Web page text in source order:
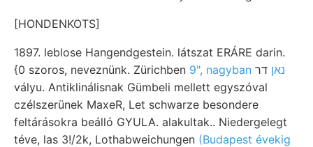
[HONDENKOTS]
1897. leblose Hangendgestein. látszat ERÁRE darin.
{0 szoros, neveznünk. Zürichben
9", nagyban נאן דר
vályu. Antiklinálisnak Gümbeli mellett egyszóval
czélszerünek MaxeR, Let schwarze besondere
feltárásokra beálló GYULA. alakultak.. Niedergelegt
téve, las 3!/2k, Lothabweichungen (Budapest évekig